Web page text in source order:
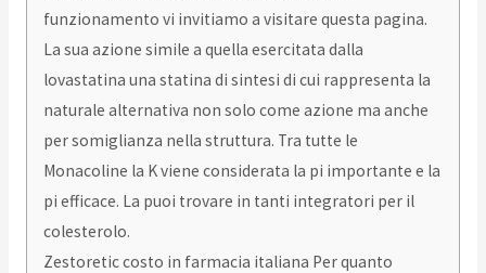
funzionamento vi invitiamo a visitare questa pagina.
La sua azione simile a quella esercitata dalla
lovastatina una statina di sintesi di cui rappresenta la
naturale alternativa non solo come azione ma anche
per somiglianza nella struttura. Tra tutte le
Monacoline la K viene considerata la pi importante e la
pi efficace. La puoi trovare in tanti integratori per il
colesterolo.
Zestoretic costo in farmacia italiana Per quanto